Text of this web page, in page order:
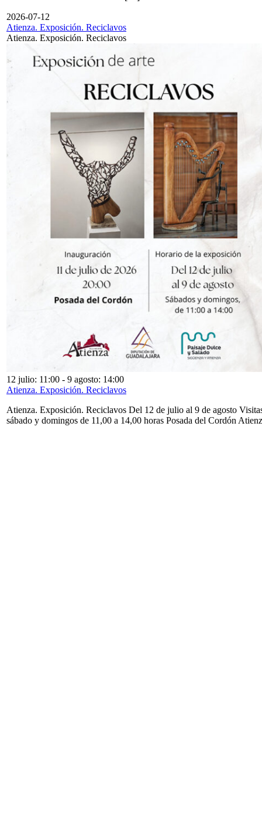
2026-07-12
Atienza. Exposición. Reciclavos
Atienza. Exposición. Reciclavos
12 julio: 11:00 - 9 agosto: 14:00
Atienza. Exposición. Reciclavos
Atienza. Exposición. Reciclavos Del 12 de julio al 9 de agosto
sábado y domingos de 11,00 a 14,00 horas Posada del Cordón